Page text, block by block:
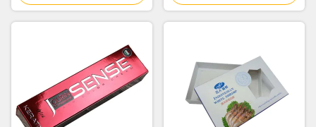
logo voor schoonheid en
huidverzorging producten
Leverancier